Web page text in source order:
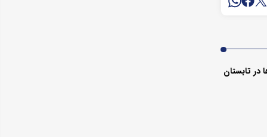
تابستان